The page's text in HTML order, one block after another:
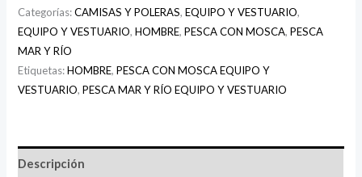
Categorías:CAMISAS Y POLERAS,EQUIPO Y VESTUARIO,
EQUIPO Y VESTUARIO,HOMBRE,PESCA CON MOSCA,PESCA
MAR Y RÍO
Etiquetas:HOMBRE,PESCA CON MOSCA EQUIPO Y
VESTUARIO,PESCA MAR Y RÍO EQUIPO Y VESTUARIO
Descripción